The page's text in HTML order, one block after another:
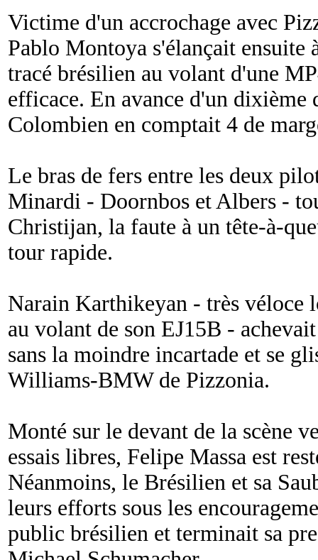
Victime d'un accrochage avec
Pablo Montoya s'élançait ensuite
tracé brésilien au volant d'une
efficace. En avance d'un dixième
Colombien en comptait 4 de
Le bras de fers entre les deux
Minardi - Doornbos et Albers -
Christijan, la faute à un tête-à-
tour rapide.
Narain Karthikeyan - très véloce
au volant de son EJ15B -
sans la moindre incartade et se
Williams-BMW de Pizzonia.
Monté sur le devant de la scène
essais libres, Felipe Massa est
Néanmoins, le Brésilien et sa
leurs efforts sous les
public brésilien et terminait sa